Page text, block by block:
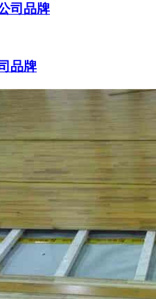
司品牌
品牌